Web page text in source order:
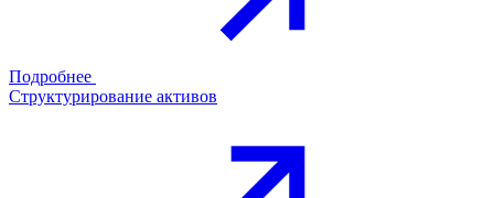
Подробнее
Структурирование активов